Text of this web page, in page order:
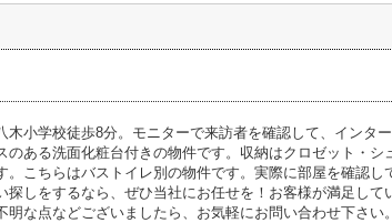
木小学校徒歩8分。モニターで来訪者を確認して、インタ
のある洗面化粧台付きの物件です。収納はクロゼット・
。こちらはバストイレ別の物件です。実際に部屋を確認
探しをするなら、ぜひ当社にお任せを！お客様が満足し
明な点などございましたら、お気軽にお問い合わせ下さい